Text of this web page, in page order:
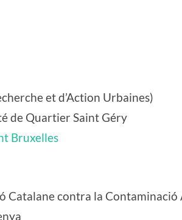
et d’Action Urbaines)
de Quartier Saint Géry
Bruxelles
Catalane contra la Contaminació